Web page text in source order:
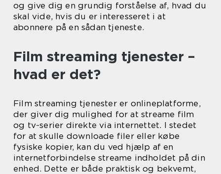
og give dig en grundig forståelse af, hvad du
skal vide, hvis du er interesseret i at
abonnere på en sådan tjeneste.
Film streaming tjenester –
hvad er det?
Film streaming tjenester er onlineplatforme,
der giver dig mulighed for at streame film
og tv-serier direkte via internettet. I stedet
for at skulle downloade filer eller købe
fysiske kopier, kan du ved hjælp af en
internetforbindelse streame indholdet på din
enhed. Dette er både praktisk og bekvemt,